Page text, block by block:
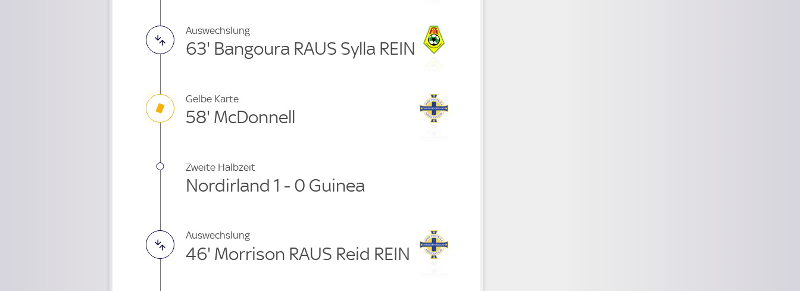
Auswechslung
63' Bangoura RAUS Sylla REIN
Gelbe Karte
58' McDonnell
Zweite Halbzeit
Nordirland 1 - 0 Guinea
Auswechslung
46' Morrison RAUS Reid REIN